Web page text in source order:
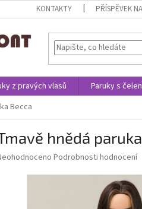
KONTAKTY PŘÍSPĚVEK
z pravých vlasů Paruky s
Becca
hnědá
Podrobnosti hodnocení